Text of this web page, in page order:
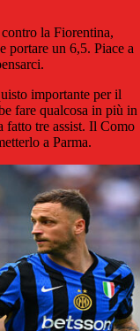
la Fiorentina,
portare un 6,5. Piace a
importante per il
fare qualcosa in più in
fatto tre assist. Il Como
a Parma.